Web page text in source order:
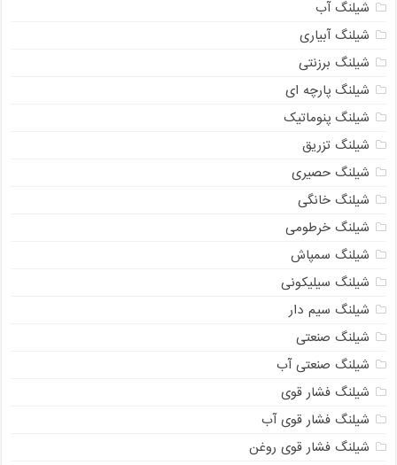
شیلنگ آب
شیلنگ آبیاری
شیلنگ برزنتی
شیلنگ پارچه ای
شیلنگ پنوماتیک
شیلنگ تزریق
شیلنگ حصیری
شیلنگ خانگی
شیلنگ خرطومی
شیلنگ سمپاش
شیلنگ سیلیکونی
شیلنگ سیم دار
شیلنگ صنعتی
شیلنگ صنعتی آب
شیلنگ فشار قوی
شیلنگ فشار قوی آب
شیلنگ فشار قوی روغن